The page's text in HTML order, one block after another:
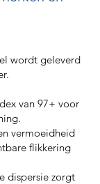
wordt geleverd
van 97+ voor
vermoeidheid
flikkering
dispersie zorgt